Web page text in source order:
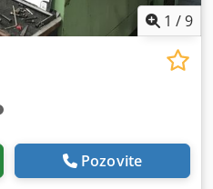
1 /9
Pozovite